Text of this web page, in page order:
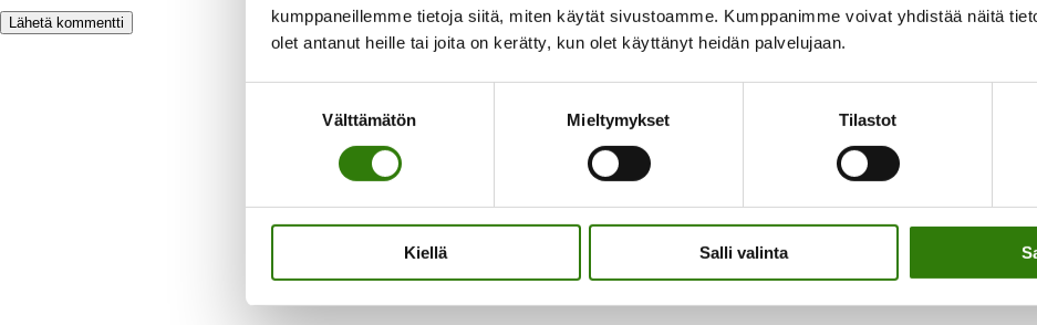
kumppaneillemme tietoja siitä, miten käytät sivustoamme. Kumppanimme voivat yhdistää näitä
olet antanut heille tai joita on kerätty, kun olet käyttänyt heidän palvelujaan.
Välttämätön Mieltymykset Tilastot
Kiellä Salli valinta
Laaja valikoima maksuvaihtoehtoja
Voit maksaa heti tai valita halutessasi joustavan osamaksun.